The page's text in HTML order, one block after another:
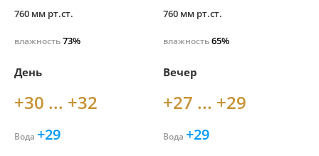
760 мм рт.ст.
влажность73%
760 мм рт.ст.
влажность65%
День
+30 ... +32
Вода +29
Вечер
+27 ... +29
Вода +29